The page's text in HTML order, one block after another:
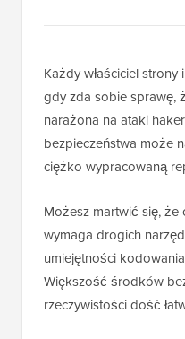
Każdy właściciel
gdy zda sobie sprawę,
narażona na ataki
bezpieczeństwa może
ciężko wypracowaną
Możesz martwić się,
wymaga drogich
umiejętności
Większość środków
rzeczywistości dość